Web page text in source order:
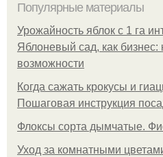
Популярные материалы
Урожайность яблок с 1 га
Яблоневый сад, как
возможности
Когда сажать крокусы и
Пошаговая инструкция
Флоксы сорта дымчатые.
Уход за комнатными